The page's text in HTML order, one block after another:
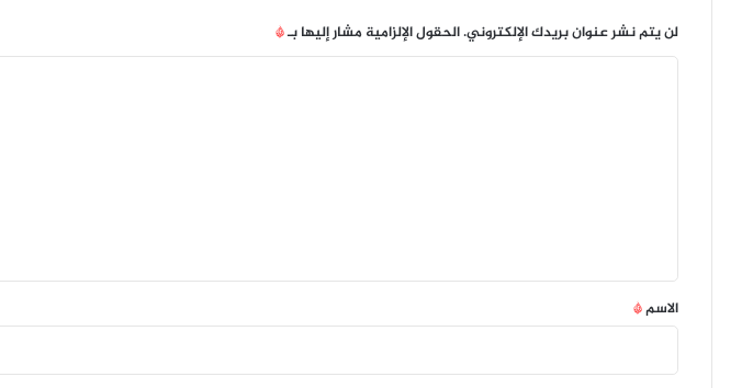
لن يتم نشر عنوان بريدك الإلكتروني.الحقول الإلزامية مشار إليها بـ*
*
الاسم*